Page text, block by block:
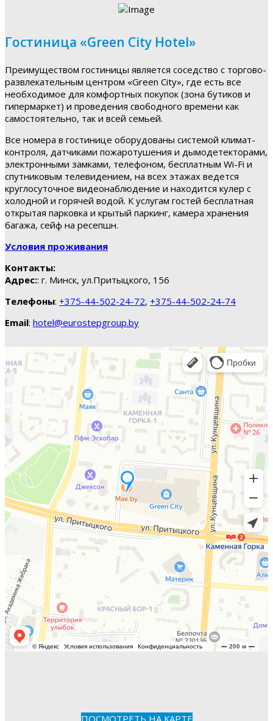
Гостиница «Green City Hotel»
Преимуществом гостиницы является соседство с торгово-
развлекательным центром «Green City», где есть все
необходимое для комфортных покупок (зона бутиков и
гипермаркет) и проведения свободного времени как
самостоятельно, так и всей семьей.
Все номера в гостинице оборудованы системой климат-
контроля, датчиками пожаротушения и дымодетекторами,
электронными замками, телефоном, бесплатным Wi-Fi и
спутниковым телевидением, на всех этажах ведется
круглосуточное видеонаблюдение и находится кулер с
холодной и горячей водой. К услугам гостей бесплатная
открытая парковка и крытый паркинг, камера хранения
багажа, сейф на ресепшн.
Условия проживания
Контакты:
Адрес:: г. Минск, ул.Притыцкого, 156
Телефоны: +375-44-502-24-72, +375-44-502-24-74
Email: hotel@eurostepgroup.by